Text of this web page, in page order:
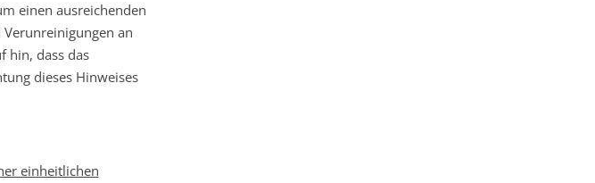
einen ausreichenden
an
hin, dass das
dieses Hinweises
einheitlichen